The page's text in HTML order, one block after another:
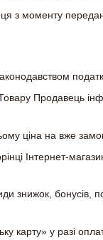
з моменту
Продавець
ціна на вже
Інтернет-
бонусів,
карту» у разі